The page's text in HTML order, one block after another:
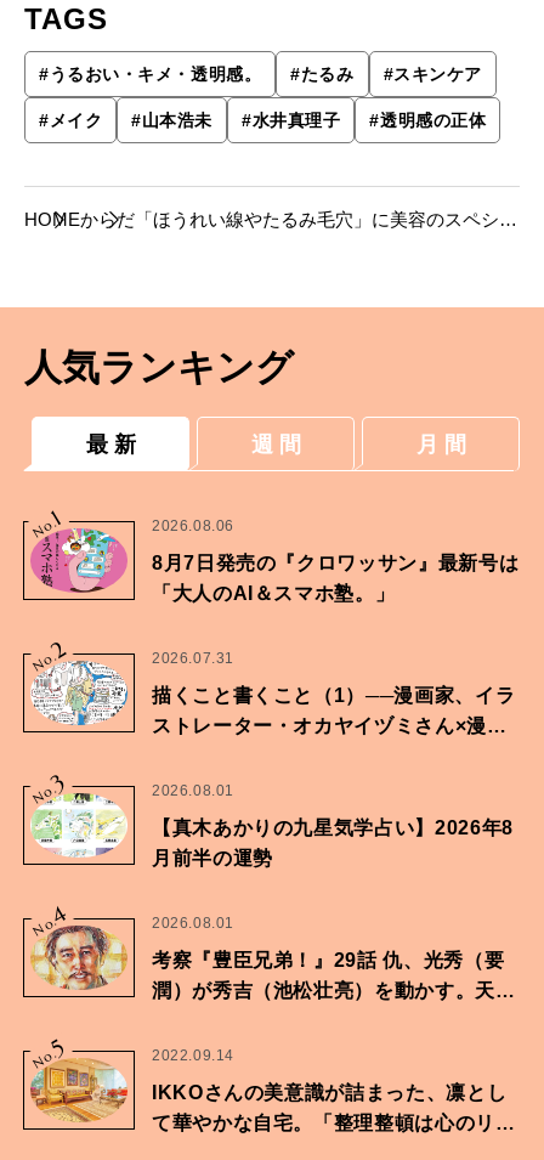
TAGS
#うるおい・キメ・透明感。 #たるみ #スキンケア
# メイク #山本浩未 #水井真理子 #透明感の正体
HOMEからだ 「ほうれい線やたるみ毛穴」に美容のスペシャ
人気ランキング
最 新 週 間 月 間
No.
1 2026.08.06
8月7日発売の『クロワッサン』最新号は
「大人のAI＆スマホ塾。」
No.2 2026.07.31
描くこと書くこと（1）──漫画家、イラ
ストレーター・オカヤイヅミさん×漫画
No.3 2026.08.01
【真木あかりの九星気学占い】2026年8
月前半の運勢
No.
4 2026.08.01
考察『豊臣兄弟！』29話 仇、光秀（要
潤）が秀吉（池松壮亮）を動かす。天下
No.5 2022.09.14
IKKOさんの美意識が詰まった、凛とし
て華やかな自宅。「整理整頓は心のリズ